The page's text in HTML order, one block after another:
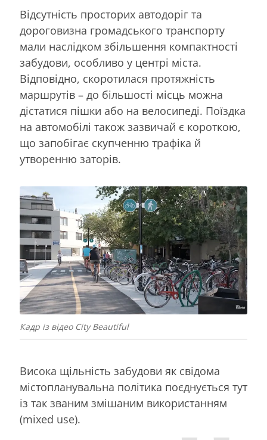
Відсутність просторих автодоріг та
дороговизна громадського транспорту
мали наслідком збільшення компактності
забудови, особливо у центрі міста.
Відповідно, скоротилася протяжність
маршрутів – до більшості місць можна
дістатися пішки або на велосипеді. Поїздка
на автомобілі також зазвичай є короткою,
що запобігає скупченню трафіка й
утворенню заторів.
Кадр із відео City Beautiful
Висока щільність забудови як свідома
містопланувальна політика поєднується тут
із так званим змішаним використанням
(mixed use).